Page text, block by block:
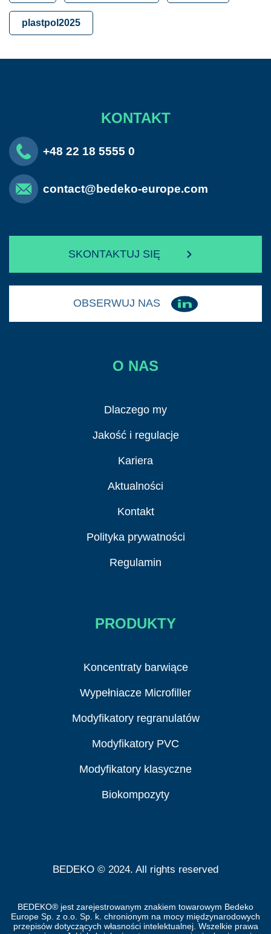
plastpol2025
KONTAKT
+48 22 18 5555 0
contact@bedeko-europe.com
SKONTAKTUJ SIĘ
OBSERWUJ NAS
O NAS
Dlaczego my
Jakość i regulacje
Kariera
Aktualności
Kontakt
Polityka prywatności
Regulamin
PRODUKTY
Koncentraty barwiące
Wypełniacze Microfiller
Modyfikatory regranulatów
Modyfikatory PVC
Modyfikatory klasyczne
Biokompozyty
BEDEKO © 2024. All rights reserved
BEDEKO® jest zarejestrowanym znakiem towarowym Bedeko
Europe Sp. z o.o. Sp. k. chronionym na mocy międzynarodowych
przepisów dotyczących własności intelektualnej. Wszelkie prawa